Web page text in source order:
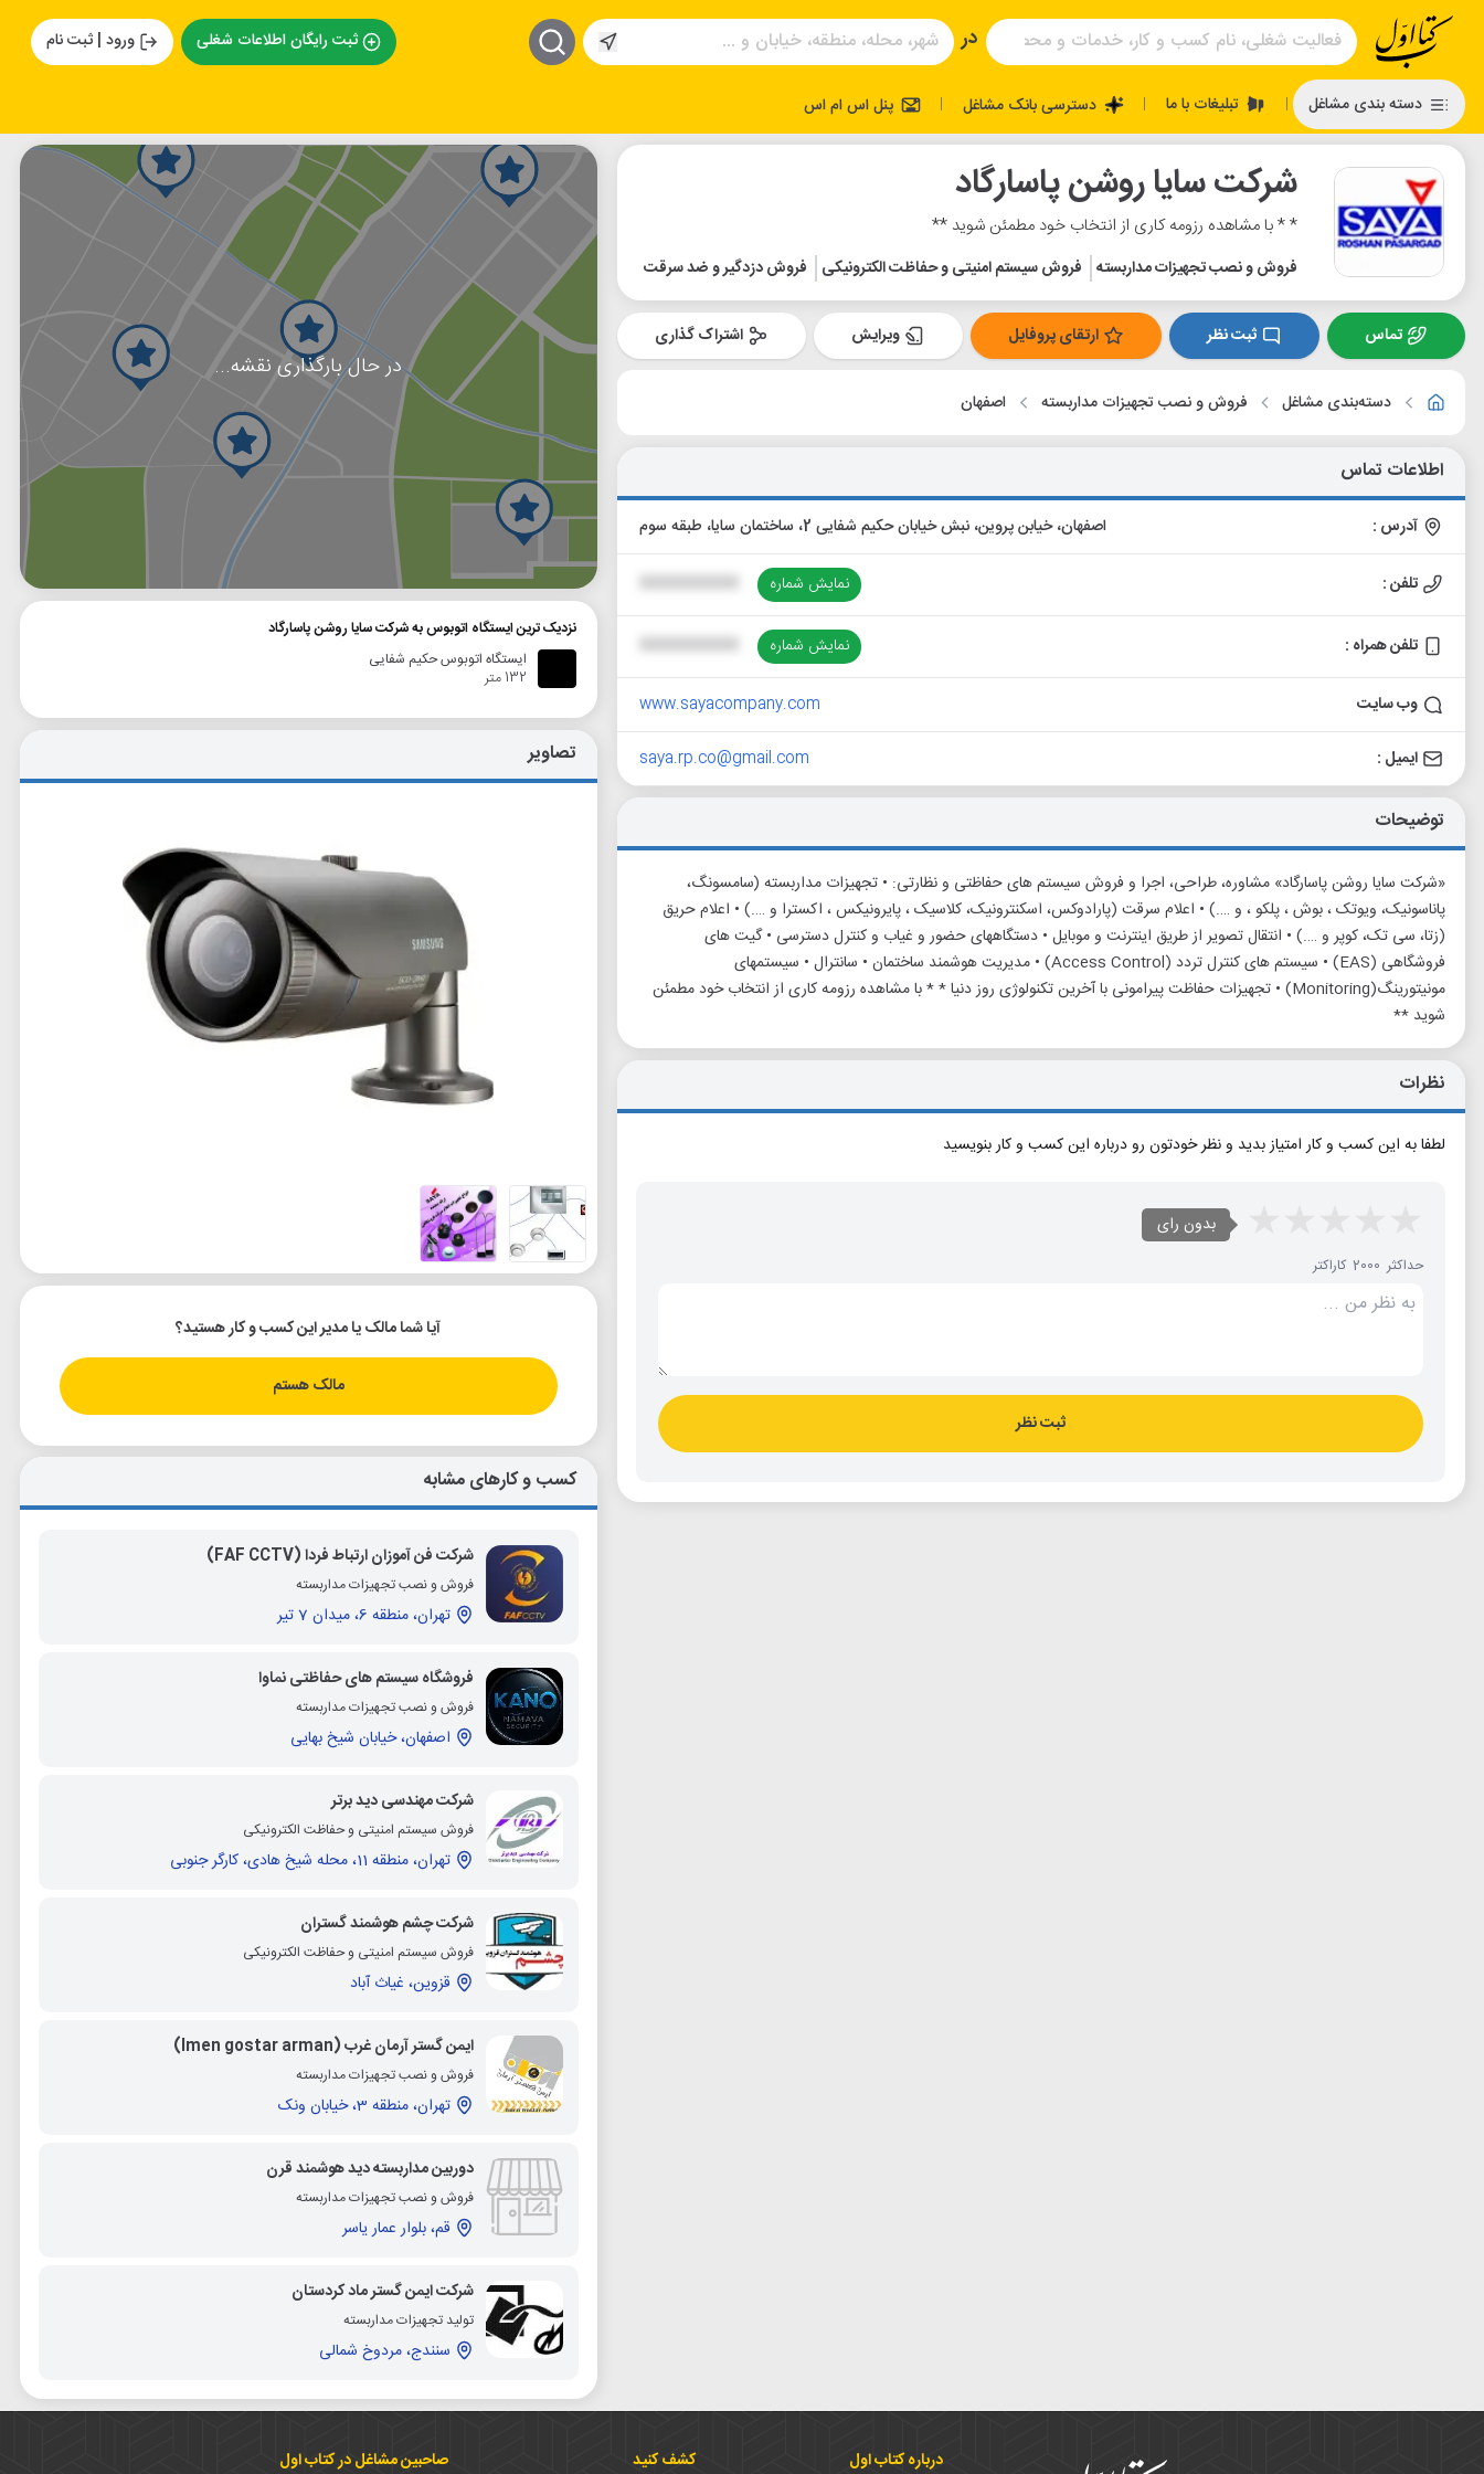
در ثبت رایگان اطلاعات شغلی ورود | ثبت نام
دسته بندی مشاغل | تبلیغات با ما | دسترسی بانک مشاغل | پنل اس ام اس
شرکت سایا روشن پاسارگاد
* * با مشاهده رزومه کاری از انتخاب خود مطمئن شوید **
فروش و نصب تجهیزات مداربسته فروش سیستم امنیتی و حفاظت الکترونیکی فروش دزدگیر و ضد سرقت
تماس ثبت نظر ارتقای پروفایل ویرایش اشتراک گذاری
دسته‌بندی مشاغل فروش و نصب تجهیزات مداربسته اصفهان
اطلاعات تماس
آدرس : اصفهان، خیابن پروین، نبش خیابان حکیم شفایی 2، ساختمان سایا، طبقه سوم
تلفن : نمایش شماره XXXXXXXXXX
تلفن همراه : نمایش شماره XXXXXXXXXX
وب سایت www.sayacompany.com
ایمیل : saya.rp.co@gmail.com
توضیحات
«شرکت سایا روشن پاسارگاد» مشاوره، طراحی، اجرا و فروش سیستم های حفاظتی و نظارتی: • تجهیزات مداربسته (سامسونگ،
پاناسونیک، ویوتک ، بوش ، پلکو ، و ….) • اعلام سرقت (پارادوکس، اسکنترونیک، کلاسیک ، پایرونیکس ، اکسترا و ….) • اعلام حریق
(زتا، سی تک، کوپر و ….) • انتقال تصویر از طریق اینترنت و موبایل • دستگاههای حضور و غیاب و کنترل دسترسی • گیت های
فروشگاهی (EAS) • سیستم های کنترل تردد (Access Control) • مدیریت هوشمند ساختمان • سانترال • سیستمهای
مونیتورینگ(Monitoring) • تجهیزات حفاظت پیرامونی با آخرین تکنولوژی روز دنیا * * با مشاهده رزومه کاری از انتخاب خود مطمئن
شوید **
نظرات
لطفا به این کسب و کار امتیاز بدید و نظر خودتون رو درباره این کسب و کار بنویسید
بدون رای
حداکثر 2000 کاراکتر
ثبت نظر
در حال بارگذاری نقشه...
نزدیک ترین ایستگاه اتوبوس به شرکت سایا روشن پاسارگاد
ایستگاه اتوبوس حکیم شفایی
132 متر
تصاویر
آیا شما مالک یا مدیر این کسب و کار هستید؟
مالک هستم
کسب و کارهای مشابه
شرکت فن آموزان ارتباط فردا (FAF CCTV)
فروش و نصب تجهیزات مداربسته
تهران، منطقه 6، میدان 7 تیر
فروشگاه سیستم های حفاظتی نماوا
فروش و نصب تجهیزات مداربسته
اصفهان، خیابان شیخ بهایی
شرکت مهندسی دید برتر
فروش سیستم امنیتی و حفاظت الکترونیکی
تهران، منطقه 11، محله شیخ هادی، کارگر جنوبی
شرکت چشم هوشمند گستران
فروش سیستم امنیتی و حفاظت الکترونیکی
قزوین، غیاث آباد
ایمن گستر آرمان غرب (Imen gostar arman)
فروش و نصب تجهیزات مداربسته
تهران، منطقه 3، خیابان ونک
دوربین مداربسته دید هوشمند قرن
فروش و نصب تجهیزات مداربسته
قم، بلوار عمار یاسر
شرکت ایمن گستر ماد کردستان
تولید تجهیزات مداربسته
سنندج، مردوخ شمالی
درباره کتاب اول کشف کنید صاحبین مشاغل در کتاب اول